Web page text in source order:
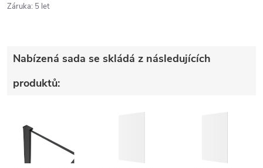
Záruka: 5 let
Nabízená sada se skládá z následujících
produktů: